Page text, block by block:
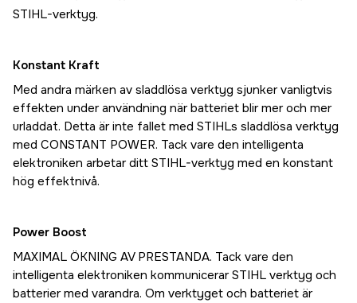
STIHL-verktyg.
Konstant Kraft
Med andra märken av sladdlösa verktyg sjunker vanligtvis
effekten under användning när batteriet blir mer och mer
urladdat. Detta är inte fallet med STIHLs sladdlösa verktyg
med CONSTANT POWER. Tack vare den intelligenta
elektroniken arbetar ditt STIHL-verktyg med en konstant
hög effektnivå.
Power Boost
MAXIMAL ÖKNING AV PRESTANDA. Tack vare den
intelligenta elektroniken kommunicerar STIHL verktyg och
batterier med varandra. Om verktyget och batteriet är